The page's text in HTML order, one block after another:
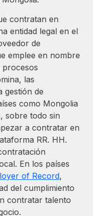
contratan en
entidad legal en el
de
emplee en nombre
procesos
las
gestión de
como Mongolia
sobre todo sin
a contratar en
RR. HH.
En los países
of Record,
del cumplimiento
contratar talento